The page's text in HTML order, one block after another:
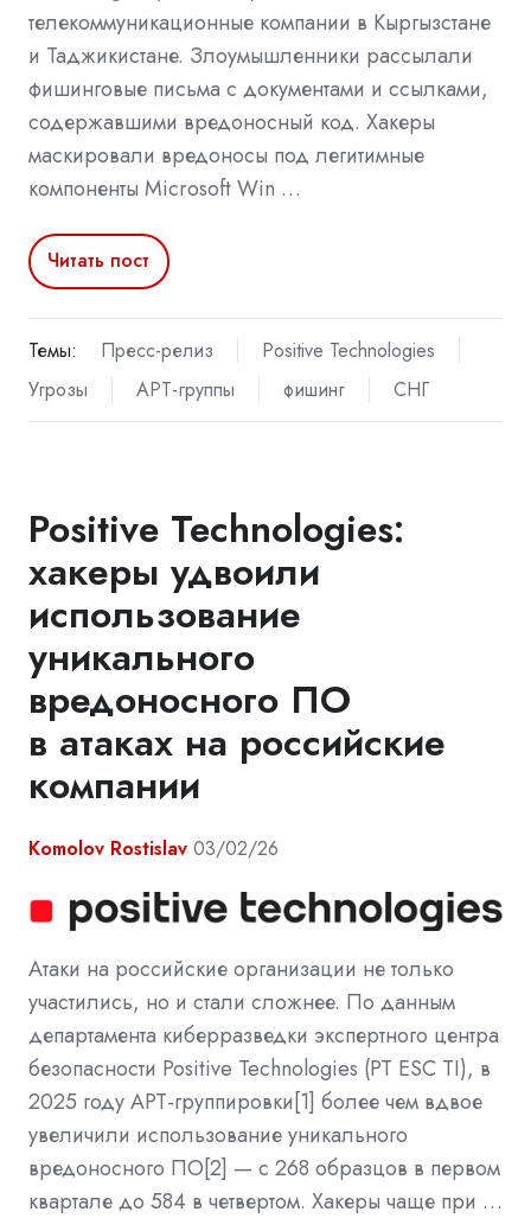
телекоммуникационные компании в Кыргызстане
и Таджикистане. Злоумышленники рассылали
фишинговые письма с документами и ссылками,
содержавшими вредоносный код. Хакеры
маскировали вредоносы под легитимные
компоненты Microsoft Win …
Читать пост
Темы: Пресс-релиз
Positive Technologies
Угрозы
APT-группы фишинг СНГ
Positive Technologies:
хакеры удвоили
использование
уникального
вредоносного ПО
в атаках на российские
компании
Komolov Rostislav 03/02/26
Атаки на российские организации не только
участились, но и стали сложнее. По данным
департамента киберразведки экспертного центра
безопасности Positive Technologies (PT ESC TI), в
2025 году APT-группировки[1] более чем вдвое
увеличили использование уникального
вредоносного ПО[2] — с 268 образцов в первом
квартале до 584 в четвертом. Хакеры чаще при …